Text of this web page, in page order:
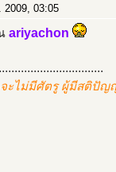
2009, 03:05
ariyachon
ะไม่มีศัตรู ผู้มีสติปัญ